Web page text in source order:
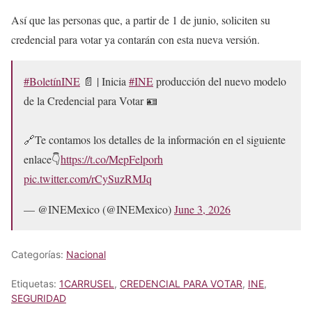
Así que las personas que, a partir de 1 de junio, soliciten su
credencial para votar ya contarán con esta nueva versión.
#BoletínINE 📄 | Inicia #INEproducción del nuevo modelo
de la Credencial para Votar 🪪
🔗Te contamos los detalles de la información en el siguiente
enlace👇https://t.co/MepFelporh
pic.twitter.com/rCySuzRMJq
— @INEMexico (@INEMexico)June 3, 2026
Categorías: Nacional
Etiquetas: 1CARRUSEL , CREDENCIAL PARA VOTAR, INE,
SEGURIDAD